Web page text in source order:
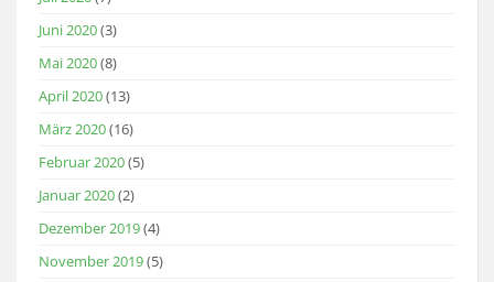
Juni 2020(3)
Mai 2020(8)
April 2020(13)
März 2020(16)
Februar 2020(5)
Januar 2020(2)
Dezember 2019(4)
November 2019(5)